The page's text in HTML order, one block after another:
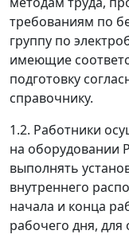
требованиям по
группу по
имеющие
подготовку
справочнику.
1.2. Работники
на оборудовании
выполнять
внутреннего
начала и конца
рабочего дня,